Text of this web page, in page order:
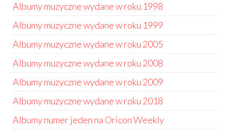
Albumy muzyczne wydane w roku 1998
Albumy muzyczne wydane w roku 1999
Albumy muzyczne wydane w roku 2005
Albumy muzyczne wydane w roku 2008
Albumy muzyczne wydane w roku 2009
Albumy muzyczne wydane w roku 2018
Albumy numer jeden na Oricon Weekly